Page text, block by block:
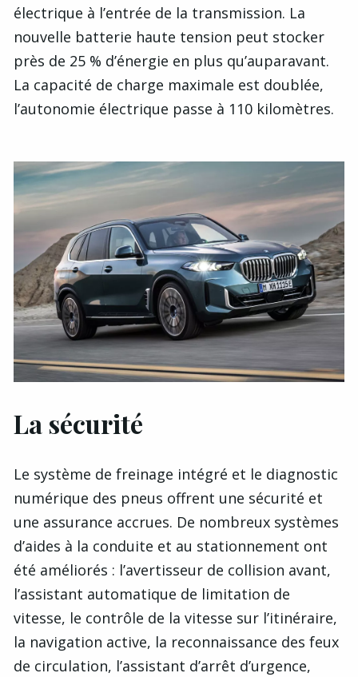
électrique à l’entrée de la transmission. La
nouvelle batterie haute tension peut stocker
près de 25 % d’énergie en plus qu’auparavant.
La capacité de charge maximale est doublée,
l’autonomie électrique passe à 110 kilomètres.
La sécurité
Le système de freinage intégré et le diagnostic
numérique des pneus offrent une sécurité et
une assurance accrues. De nombreux systèmes
d’aides à la conduite et au stationnement ont
été améliorés : l’avertisseur de collision avant,
l’assistant automatique de limitation de
vitesse, le contrôle de la vitesse sur l’itinéraire,
la navigation active, la reconnaissance des feux
de circulation, l’assistant d’arrêt d’urgence,